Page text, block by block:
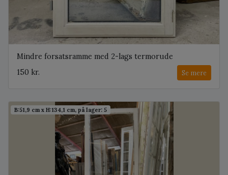
Mindre forsatsramme med 2-lags termorude
150 kr.
Se mere
B:51,9 cm x H:134,1 cm, på lager: 5